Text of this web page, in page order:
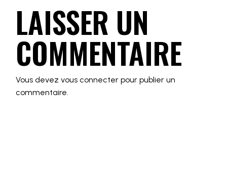
LAISSER UN
COMMENTAIRE
Vous devezvous connecter pour publier un
commentaire.